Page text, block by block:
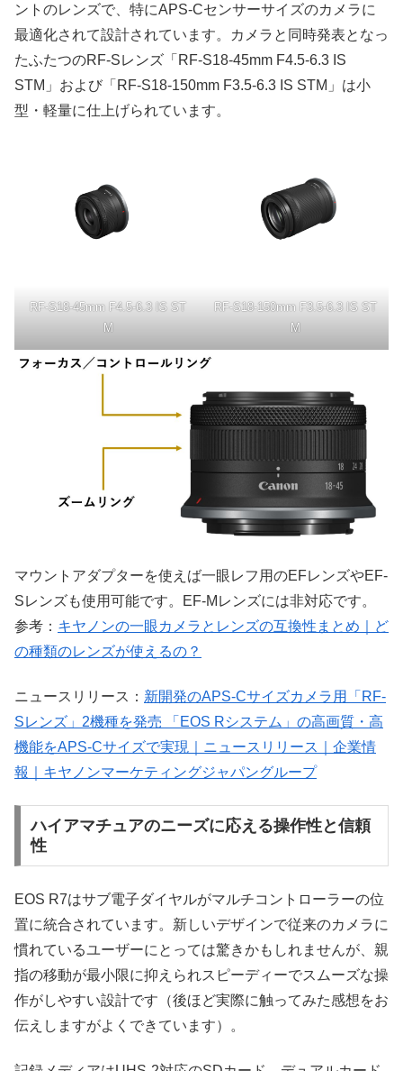
ントのレンズで、特にAPS-Cセンサーサイズのカメラに
最適化されて設計されています。カメラと同時発表となっ
たふたつのRF-Sレンズ「RF-S18-45mm F4.5-6.3 IS
STM」および「RF-S18-150mm F3.5-6.3 IS STM」は小
型・軽量に仕上げられています。
RF-S18-45mm F4.5-6.3 IS ST
M
RF-S18-150mm F3.5-6.3 IS ST
M
マウントアダプターを使えば一眼レフ用のEFレンズやEF-
Sレンズも使用可能です。EF-Mレンズには非対応です。
参考： キヤノンの一眼カメラとレンズの互換性まとめ｜ど
の種類のレンズが使えるの？
ニュースリリース： 新開発のAPS-Cサイズカメラ用「RF-
Sレンズ」2機種を発売 「EOS Rシステム」の高画質・高
機能をAPS-Cサイズで実現｜ニュースリリース｜企業情
報｜キヤノンマーケティングジャパングループ
ハイアマチュアのニーズに応える操作性と信頼
性
EOS R7はサブ電子ダイヤルがマルチコントローラーの位
置に統合されています。新しいデザインで従来のカメラに
慣れているユーザーにとっては驚きかもしれませんが、親
指の移動が最小限に抑えられスピーディーでスムーズな操
作がしやすい設計です（後ほど実際に触ってみた感想をお
伝えしますがよくできています）。